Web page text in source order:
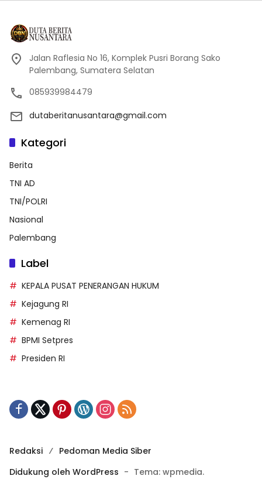
Jalan Raflesia No 16, Komplek Pusri Borang Sako
Palembang, Sumatera Selatan
085939984479
dutaberitanusantara@gmail.com
Kategori
Berita
TNI AD
TNI/POLRI
Nasional
Palembang
Label
KEPALA PUSAT PENERANGAN HUKUM
Kejagung RI
Kemenag RI
BPMI Setpres
Presiden RI
Redaksi
Pedoman Media Siber
Didukung oleh WordPress - Tema: wpmedia.